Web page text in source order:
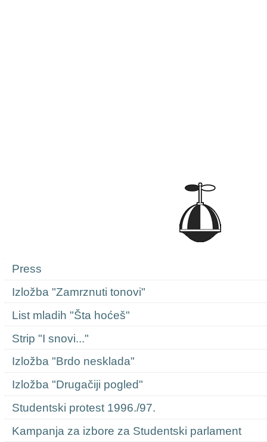
Press
Izložba "Zamrznuti tonovi"
List mladih "Šta hoćeš"
Strip "I snovi..."
Izložba "Brdo nesklada"
Izložba "Drugačiji pogled"
Studentski protest 1996./97.
Kampanja za izbore za Studentski parlament